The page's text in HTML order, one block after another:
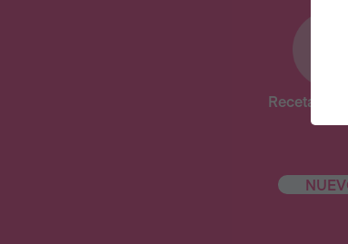
Recetas